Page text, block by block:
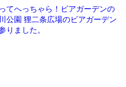
てへっちゃら！ビアガーデンの
公園 狸二条広場のビアガーデン
りました。